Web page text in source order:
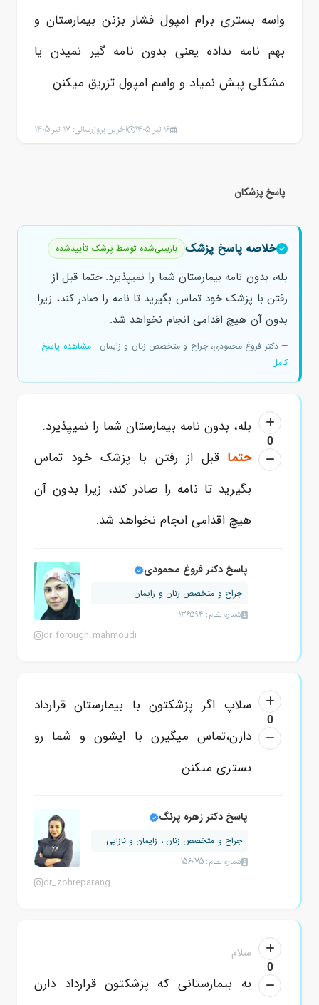
واسه بستری برام امپول فشار بزنن بیمارستان و
بهم نامه نداده یعنی بدون نامه گیر نمیدن یا
مشکلی پیش نمیاد و واسم امپول تزریق میکنن
16 تیر 1405 آخرین بروزرسانی: 17 تیر 1405
پاسخ پزشکان
خلاصه پاسخ پزشک بازبینی‌شده توسط پزشک تأییدشده
بله، بدون نامه بیمارستان شما را نمیپذیرد. حتما قبل از
رفتن با پزشک خود تماس بگیرید تا نامه را صادر کند، زیرا
بدون آن هیچ اقدامی انجام نخواهد شد.
— دکتر فروغ محمودی، جراح و متخصص زنان و زایمان
مشاهده پاسخ
کامل
0
بله، بدون نامه بیمارستان شما را نمیپذیرد.
حتما قبل از رفتن با پزشک خود تماس
بگیرید تا نامه را صادر کند، زیرا بدون آن
هیچ اقدامی انجام نخواهد شد.
پاسخ دکتر فروغ محمودی
جراح و متخصص زنان و زایمان
شماره نظام: 136594
dr.forough.mahmoudi
0
سلاپ اگر پزشکتون با بیمارستان قرارداد
دارن،تماس میگیرن با ایشون و شما رو
بستری میکنن
پاسخ دکتر زهره پرنگ
جراح و متخصص زنان ، زایمان و نازایی
شماره نظام: 156075
dr_zohreparang
0
سلام
به بیمارستانی که پزشکتون قرارداد دارن